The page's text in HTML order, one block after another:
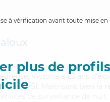
à vérification avant toute mise en
plus de profils
Victoria a 23 ans
(DEAVS). Maitrisant bien la